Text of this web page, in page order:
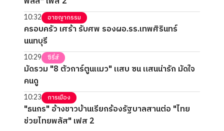
10:32 อาชญากรรม
ครอบครัว เศร้า รับศพ รองผอ.รร.เทพศิรินทร์
นนทบุรี
10:29 ซีรี่ส์
มัดรวม "8 ตัวการ์ตูนแมว" แสบ ซน แสนน่ารัก มัดใจ
คนดู
10:23 การเมือง
"ธนกร" อ้างชาวบ้านเรียกร้องรัฐบาลสานต่อ "ไทย
ช่วยไทยพลัส" เฟส 2